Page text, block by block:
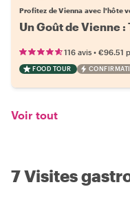
Profitez de Vienna avec l'hôte
Un Goût de Vienne
116 avis • €96.51
FOOD TOUR
Voir tout
7 Visites